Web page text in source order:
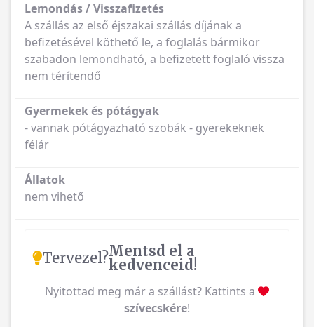
Lemondás / Visszafizetés
A szállás az első éjszakai szállás díjának a
befizetésével köthető le, a foglalás bármikor
szabadon lemondható, a befizetett foglaló vissza
nem térítendő
Gyermekek és pótágyak
- vannak pótágyazható szobák - gyerekeknek
félár
Állatok
nem vihető
Tervezel?Mentsd el a
kedvenceid!
Nyitottad meg már a szállást? Kattints a
szívecskére!